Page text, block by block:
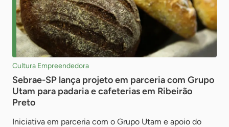
Cultura Empreendedora
Sebrae-SP lança projeto em parceria com Grupo
Utam para padaria e cafeterias em Ribeirão
Preto
Iniciativa em parceria com o Grupo Utam e apoio do